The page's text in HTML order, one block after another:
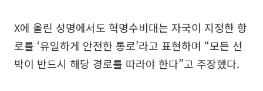
X에 올린 성명에서도 혁명수비대는 자국이 지정한 항
로를 ‘유일하게 안전한 통로’라고 표현하며 “모든 선
박이 반드시 해당 경로를 따라야 한다”고 주장했다.